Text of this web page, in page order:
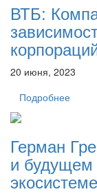
ВТБ:
20 июня, 2023
Подробнее
Герман
и